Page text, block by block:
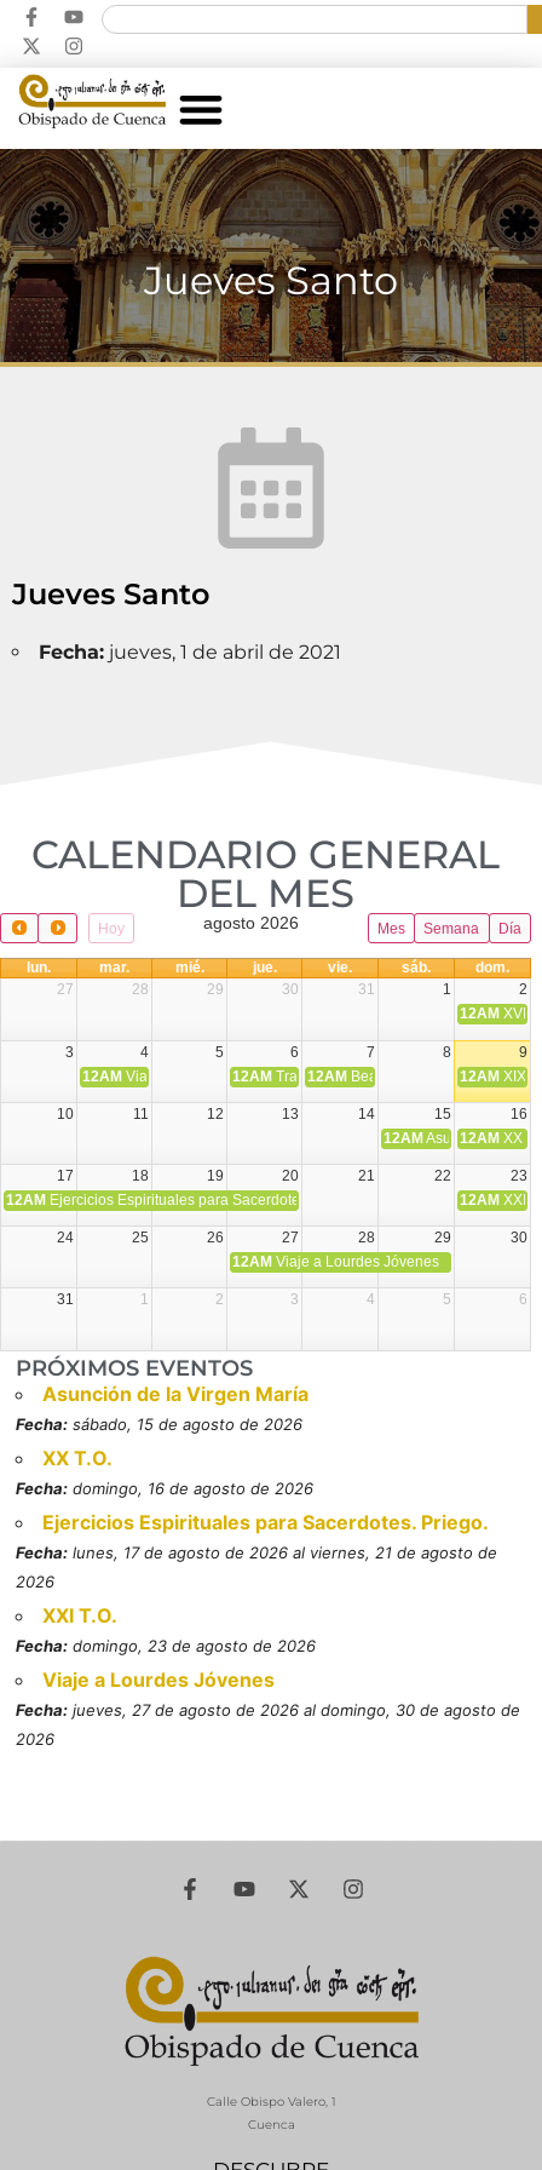
Jueves Santo
Jueves Santo
Fecha: jueves, 1 de abril de 2021
CALENDARIO GENERAL
DEL MES​
Hoy Mes Semana Día
agosto 2026
lun. mar. mié. jue. vie. sáb.
dom.
27
28 29 30 31 1
2
12AM XVIII
3 4 5 6 7 8
9
12AM Viaje Diocesano a Japón.
12AM Transfiguración del Señor
12AM Beatos Cruz Laplana,
12AM XIX
10 11 12 13 14 15
16
12AM Asunción de la
12AM XX
17 18 19 20 21 22
23
12AM Ejercicios Espirituales para Sacerdotes. Priego. 12AM XXI
24 25 26 27 28 29
30
12AM Viaje a Lourdes Jóvenes
31 1 2 3 4 5 6
PRÓXIMOS EVENTOS
Asunción de la Virgen María
Fecha: sábado, 15 de agosto de 2026
XX T.O.
Fecha: domingo, 16 de agosto de 2026
Ejercicios Espirituales para Sacerdotes. Priego.
Fecha: lunes, 17 de agosto de 2026 al viernes, 21 de agosto de
2026
XXI T.O.
Fecha: domingo, 23 de agosto de 2026
Viaje a Lourdes Jóvenes
Fecha: jueves, 27 de agosto de 2026 al domingo, 30 de agosto de
2026
Calle Obispo Valero, 1
Cuenca